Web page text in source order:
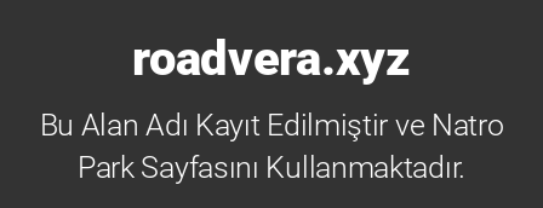
roadvera.xyz
Bu Alan Adı Kayıt Edilmiştir ve Natro
Park Sayfasını Kullanmaktadır.